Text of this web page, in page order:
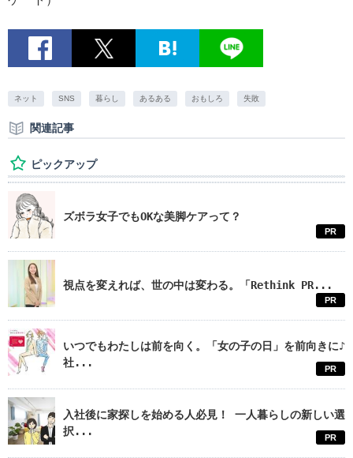
ネット SNS 暮らし あるある おもしろ 失敗
関連記事
ピックアップ
ズボラ女子でもOKな美脚ケアって？
PR
視点を変えれば、世の中は変わる。「Rethink PR...
PR
いつでもわたしは前を向く。「女の子の日」を前向きに♪
社...
PR
入社後に家探しを始める人必見！ 一人暮らしの新しい選
択...
PR